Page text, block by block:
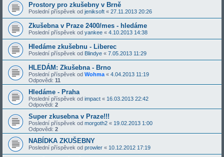
Prostory pro zkušebny v Brně
Poslední příspěvek od jeniksoft « 27.11.2013 20:26
Zkušebna v Praze 2400/mes - hledáme
Poslední příspěvek od yankee « 4.10.2013 14:38
Hledáme zkušebnu - Liberec
Poslední příspěvek od Blindye « 7.05.2013 11:29
HLEDÁM: Zkušebna - Brno
Poslední příspěvek od Wohma « 4.04.2013 11:19
Odpovědi: 11
Hledáme - Praha
Poslední příspěvek od impact « 16.03.2013 22:42
Odpovědi: 2
Super zkusebna v Praze!!!
Poslední příspěvek od morgoth2 « 19.02.2013 1:00
Odpovědi: 2
NABÍDKA ZKUŠEBNY
Poslední příspěvek od prowler « 10.12.2012 17:19